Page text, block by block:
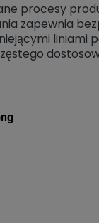
procesy
zapewnia
liniami